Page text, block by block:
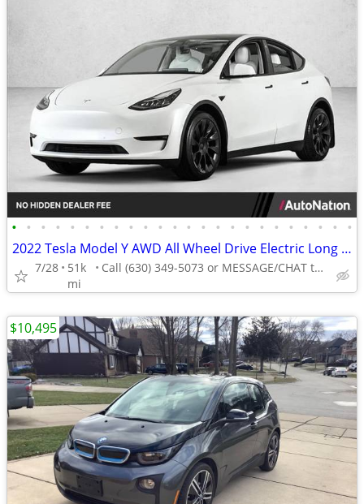
• • • • • • • • • • • • • • • • • • • • • • • •
2022 Tesla Model Y AWD All Wheel Drive Electric Long Range SUV
7/28
51k
mi
Call (630) 349-5073 or MESSAGE/CHAT to confirm availability
$10,495